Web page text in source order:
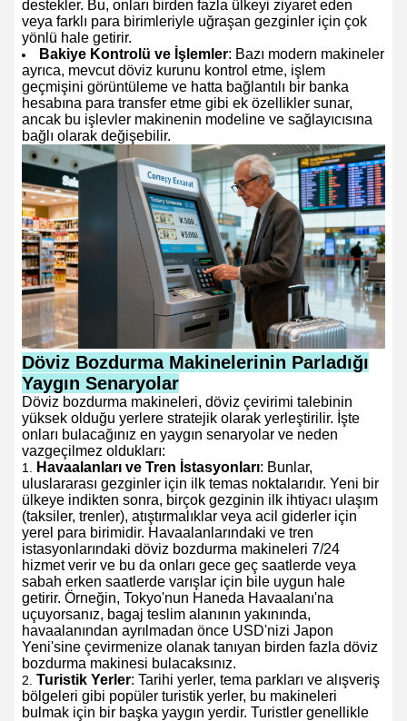
destekler. Bu, onları birden fazla ülkeyi ziyaret eden
veya farklı para birimleriyle uğraşan gezginler için çok
yönlü hale getirir.
Bakiye Kontrolü ve İşlemler: Bazı modern makineler
ayrıca, mevcut döviz kurunu kontrol etme, işlem
geçmişini görüntüleme ve hatta bağlantılı bir banka
hesabına para transfer etme gibi ek özellikler sunar,
ancak bu işlevler makinenin modeline ve sağlayıcısına
bağlı olarak değişebilir.
Döviz Bozdurma Makinelerinin Parladığı
Yaygın Senaryolar
Döviz bozdurma makineleri, döviz çevirimi talebinin
yüksek olduğu yerlere stratejik olarak yerleştirilir. İşte
onları bulacağınız en yaygın senaryolar ve neden
vazgeçilmez oldukları:
Havaalanları ve Tren İstasyonları: Bunlar,
uluslararası gezginler için ilk temas noktalarıdır. Yeni bir
ülkeye indikten sonra, birçok gezginin ilk ihtiyacı ulaşım
(taksiler, trenler), atıştırmalıklar veya acil giderler için
yerel para birimidir. Havaalanlarındaki ve tren
istasyonlarındaki döviz bozdurma makineleri 7/24
hizmet verir ve bu da onları gece geç saatlerde veya
sabah erken saatlerde varışlar için bile uygun hale
getirir. Örneğin, Tokyo'nun Haneda Havaalanı'na
uçuyorsanız, bagaj teslim alanının yakınında,
havaalanından ayrılmadan önce USD'nizi Japon
Yeni'sine çevirmenize olanak tanıyan birden fazla döviz
bozdurma makinesi bulacaksınız.
Turistik Yerler: Tarihi yerler, tema parkları ve alışveriş
bölgeleri gibi popüler turistik yerler, bu makineleri
bulmak için bir başka yaygın yerdir. Turistler genellikle